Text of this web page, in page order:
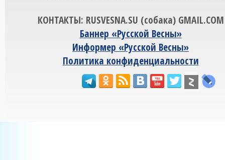
КОНТАКТЫ: RUSVESNA.SU (собака) GMAIL.COM
Баннер «Русской Весны»
Информер «Русской Весны»
Политика конфиденциальности